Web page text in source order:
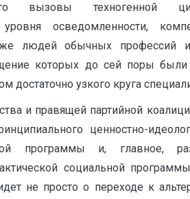
вызовы техногенной
уровня осведомленности,
людей обычных профессий
которых до сей поры
достаточно узкого круга
и правящей партийной
ценностно-
программы и, главное,
социальной
не просто о переходе к